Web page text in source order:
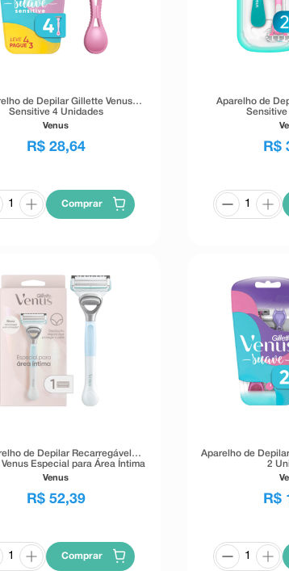
de Depilar Gillette Venus
Sensitive 4 Unidades
Venus
R$ 28,64
Comprar
Aparelho de
Sensitive
R$
de Depilar Recarregável
Especial para Área Íntima
1 Unidade
Venus
R$ 52,39
Comprar
Aparelho de
2
R$